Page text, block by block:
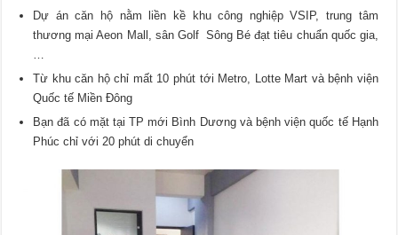
Dự án căn hộ nằm liền kề khu công nghiệp VSIP, trung tâm
thương mại Aeon Mall, sân Golf Sông Bé đạt tiêu chuẩn quốc gia,
…
Từ khu căn hộ chỉ mất 10 phút tới Metro, Lotte Mart và bệnh viện
Quốc tế Miền Đông
Bạn đã có mặt tại TP mới Bình Dương và bệnh viện quốc tế Hạnh
Phúc chỉ với 20 phút di chuyển